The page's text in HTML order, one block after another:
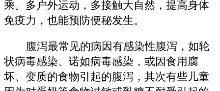
乘。多户外运动，多接触大自然，提高身体
免疫力，也能预防便秘发生。
腹泻最常见的病因有感染性腹泻，如轮
状病毒感染、诺如病毒感染，或因食用腐
坏、变质的食物引起的腹泻，其次有些儿童